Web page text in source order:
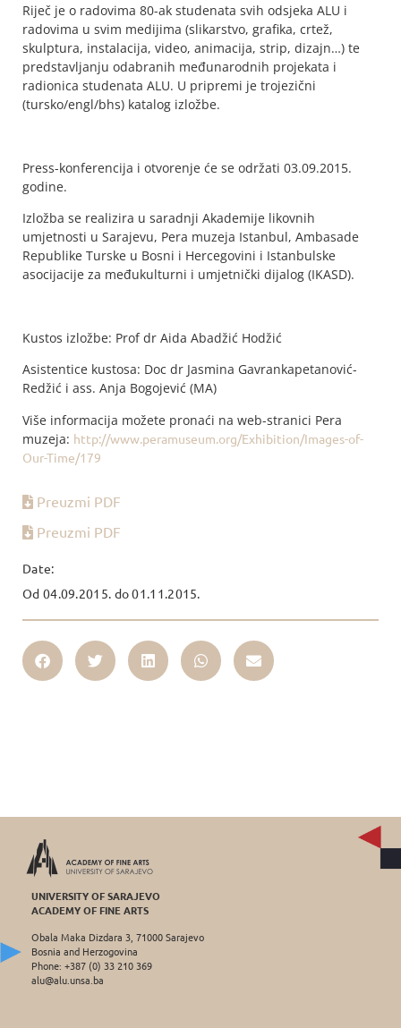
Riječ je o radovima 80-ak studenata svih odsjeka ALU i
radovima u svim medijima (slikarstvo, grafika, crtež,
skulptura, instalacija, video, animacija, strip, dizajn…) te
predstavljanju odabranih međunarodnih projekata i
radionica studenata ALU. U pripremi je trojezični
(tursko/engl/bhs) katalog izložbe.
Press-konferencija i otvorenje će se održati 03.09.2015.
godine.
Izložba se realizira u saradnji Akademije likovnih
umjetnosti u Sarajevu, Pera muzeja Istanbul, Ambasade
Republike Turske u Bosni i Hercegovini i Istanbulske
asocijacije za međukulturni i umjetnički dijalog (IKASD).
Kustos izložbe: Prof dr Aida Abadžić Hodžić
Asistentice kustosa: Doc dr Jasmina Gavrankapetanović-
Redžić i ass. Anja Bogojević (MA)
Više informacija možete pronaći na web-stranici Pera
muzeja: http://www.peramuseum.org/Exhibition/Images-of-
Our-Time/179
Preuzmi PDF
Preuzmi PDF
Date:
Od 04.09.2015. do 01.11.2015.
UNIVERSITY OF SARAJEVO
ACADEMY OF FINE ARTS
Obala Maka Dizdara 3, 71000 Sarajevo
Bosnia and Herzogovina
Phone: +387 (0) 33 210 369
alu@alu.unsa.ba